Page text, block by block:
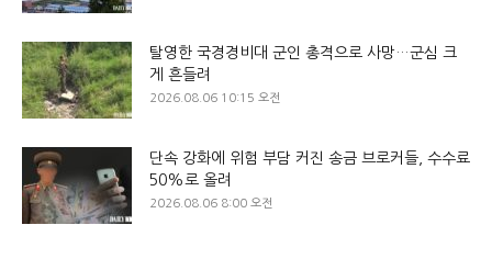
탈영한 국경경비대 군인 총격으로 사망…군심 크
게 흔들려
2026.08.06 10:15 오전
단속 강화에 위험 부담 커진 송금 브로커들, 수수료
50%로 올려
2026.08.06 8:00 오전